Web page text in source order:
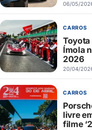
06/05/
CARROS
Toyota
Ímola
2026
20/04/
CARROS
livre
filme